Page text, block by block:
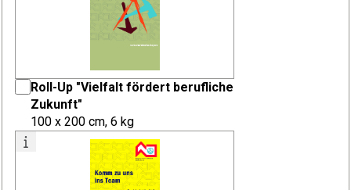
Roll-Up "Vielfalt fördert berufliche
Zukunft"
100 x 200 cm, 6 kg